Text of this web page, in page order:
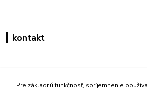
kontakt
+421 908 861 051
Pre základnú funkčnosť, spríjemnenie